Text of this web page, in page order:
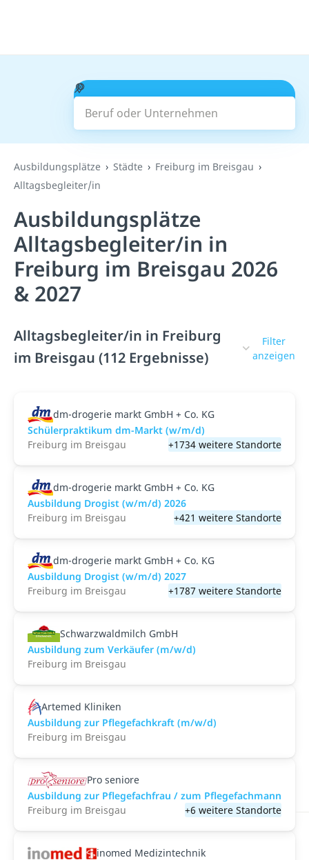
Beruf oder Unternehmen
Suchen
Ausbildungsplätze Städte
Freiburg im Breisgau
Alltagsbegleiter/in
Ausbildungsplätze
Alltagsbegleiter/in in
Freiburg im Breisgau 2026
& 2027
Alltagsbegleiter/in in Freiburg
im Breisgau (112 Ergebnisse)
Filter
anzeigen
dm-drogerie markt GmbH + Co. KG
Schülerpraktikum dm-Markt (w/m/d)
Freiburg im Breisgau
+1734 weitere Standorte
dm-drogerie markt GmbH + Co. KG
Ausbildung Drogist (w/m/d) 2026
Freiburg im Breisgau
+421 weitere Standorte
dm-drogerie markt GmbH + Co. KG
Ausbildung Drogist (w/m/d) 2027
Freiburg im Breisgau
+1787 weitere Standorte
Schwarzwaldmilch GmbH
Ausbildung zum Verkäufer (m/w/d)
Freiburg im Breisgau
Artemed Kliniken
Ausbildung zur Pflegefachkraft (m/w/d)
Freiburg im Breisgau
Pro seniore
Ausbildung zur Pflegefachfrau / zum Pflegefachmann
Freiburg im Breisgau
+6 weitere Standorte
inomed Medizintechnik